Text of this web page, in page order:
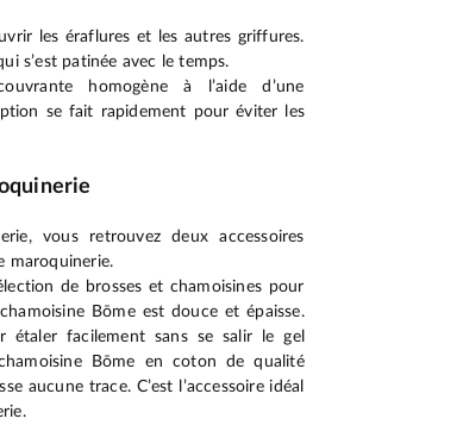
les éraflures et les autres griffures.
s’est patinée avec le temps.
homogène à l’aide d’une
se fait rapidement pour éviter les
vous retrouvez deux accessoires
maroquinerie.
de brosses et chamoisines pour
Bōme est douce et épaisse.
étaler facilement sans se salir le gel
Bōme en coton de qualité
aucune trace. C’est l’accessoire idéal